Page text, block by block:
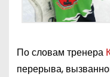
По словам тренера
перерыва,